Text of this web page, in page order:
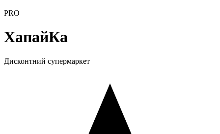
PRO
ХапайКа
Дисконтний супермаркет